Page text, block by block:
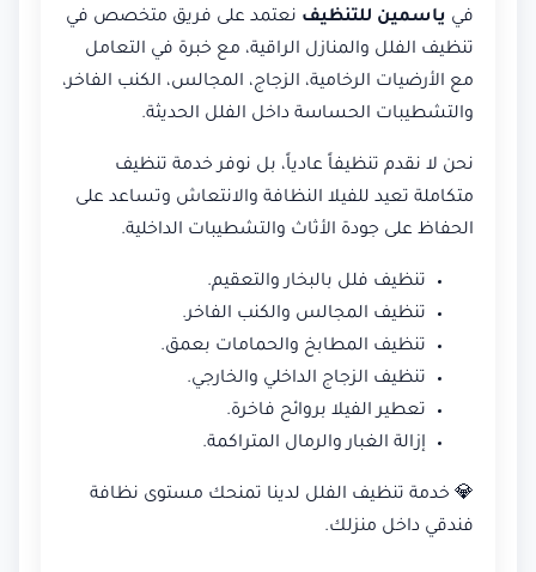
في ياسمين للتنظيف نعتمد على فريق متخصص في
تنظيف الفلل والمنازل الراقية، مع خبرة في التعامل
مع الأرضيات الرخامية، الزجاج، المجالس، الكنب الفاخر،
والتشطيبات الحساسة داخل الفلل الحديثة.
نحن لا نقدم تنظيفاً عادياً، بل نوفر خدمة تنظيف
متكاملة تعيد للفيلا النظافة والانتعاش وتساعد على
الحفاظ على جودة الأثاث والتشطيبات الداخلية.
تنظيف فلل بالبخار والتعقيم.
تنظيف المجالس والكنب الفاخر.
تنظيف المطابخ والحمامات بعمق.
تنظيف الزجاج الداخلي والخارجي.
تعطير الفيلا بروائح فاخرة.
إزالة الغبار والرمال المتراكمة.
💎 خدمة تنظيف الفلل لدينا تمنحك مستوى نظافة
فندقي داخل منزلك.